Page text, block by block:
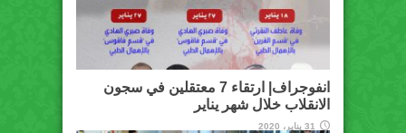
انفوجراف| ارتقاء 7 معتقلين في سجون
الانقلاب خلال شهر يناير
31 يناير، 2020